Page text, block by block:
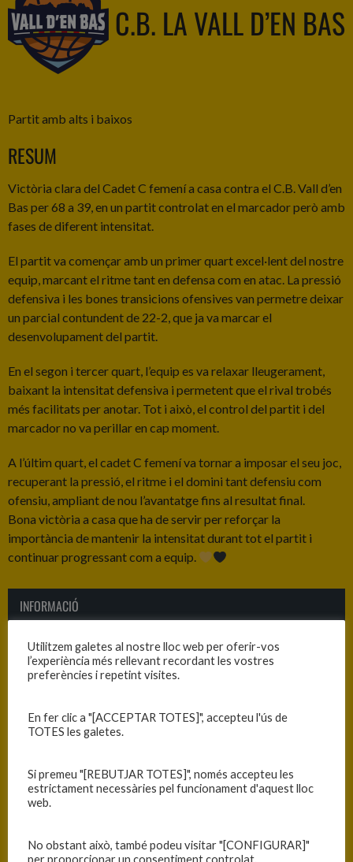
C.B. LA VALL D’EN BAS
Partit amb alts i baixos
RESUM
Victòria clara del Cadet C femení a casa contra el C.B. Vall d’en
Bas per 68 a 39, en un partit controlat en el marcador però amb
fases de diferent intensitat.
El partit va començar amb un primer quart excel·lent del nostre
equip, marcant el ritme tant en defensa com en atac. La pressió
defensiva i les bones transicions ofensives van permetre deixar
un parcial contundent de 22-2, que ja va marcar el
desenvolupament del partit.
En el segon i tercer quart, l’equip es va relaxar lleugerament,
baixant la intensitat defensiva i permetent que el rival trobés
més facilitats per anotar. Tot i això, el control del partit i del
marcador no va perillar en cap moment.
A l’últim quart, el cadet C femení va tornar a imposar el seu joc,
recuperant la pressió, el ritme i el domini tant defensiu com
ofensiu, ampliant de nou l’avantatge fins al resultat final.
Bona victòria a casa que ha de servir per reforçar la
importància de mantenir la intensitat durant tot el partit i
continuar progressant com a equip.
INFORMACIÓ
15/03/2026 12:15
Cadet C
2025-26
RESULTATS
Equip
C.B. Blanes
Utilitzem galetes al nostre lloc web per oferir-vos
l’experiència més rellevant recordant les vostres
preferències i repetint visites.
En fer clic a "[ACCEPTAR TOTES]", accepteu l'ús de
TOTES les galetes.
Si premeu "[REBUTJAR TOTES]", només accepteu les
estrictament necessàries pel funcionament d'aquest lloc
web.
No obstant això, també podeu visitar "[CONFIGURAR]"
per proporcionar un consentiment controlat.